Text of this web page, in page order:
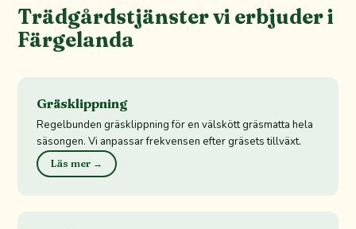
Trädgårdstjänster vi erbjuder i
Färgelanda
Gräsklippning
Regelbunden gräsklippning för en välskött gräsmatta hela
säsongen. Vi anpassar frekvensen efter gräsets tillväxt.
Läs mer →